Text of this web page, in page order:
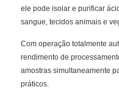
ele pode isolar e purificar
sangue, tecidos animais e
Com operação totalmente
rendimento de
amostras simultaneamente
práticos.